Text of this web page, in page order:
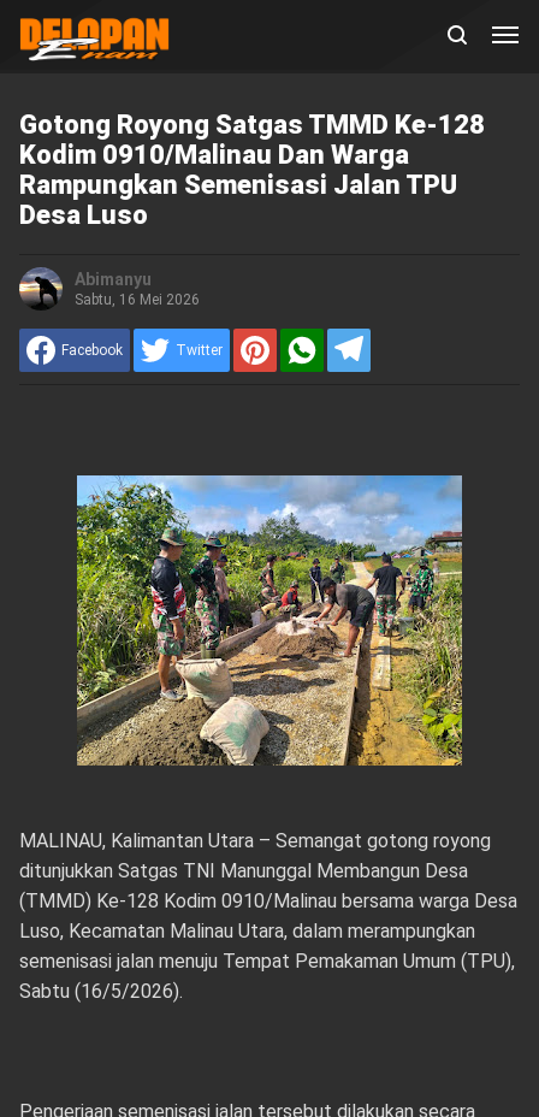
Gotong Royong Satgas TMMD Ke-128
Kodim 0910/Malinau Dan Warga
Rampungkan Semenisasi Jalan TPU
Desa Luso
Abimanyu
Sabtu, 16 Mei 2026
Facebook Twitter
MALINAU, Kalimantan Utara – Semangat gotong royong
ditunjukkan Satgas TNI Manunggal Membangun Desa
(TMMD) Ke-128 Kodim 0910/Malinau bersama warga Desa
Luso, Kecamatan Malinau Utara, dalam merampungkan
semenisasi jalan menuju Tempat Pemakaman Umum (TPU),
Sabtu (16/5/2026).
Pengerjaan semenisasi jalan tersebut dilakukan secara